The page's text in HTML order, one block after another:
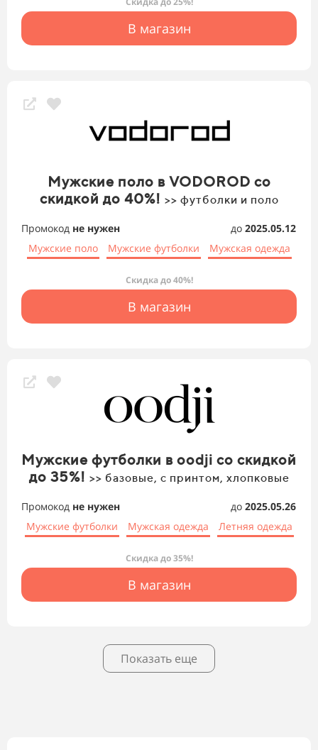
В магазин
Мужские поло в VODOROD со
скидкой до 40%! >> футболки и поло
Промокод не нужен до 2025.05.12
Мужские поло
Мужские футболки Мужская одежда
Скидка до 40%!
В магазин
Мужские футболки в oodji со скидкой
до 35%! >> базовые, с принтом, хлопковые
Промокод не нужен до 2025.05.26
Мужские футболки
Мужская одежда Летняя одежда
Скидка до 35%!
В магазин
Показать еще